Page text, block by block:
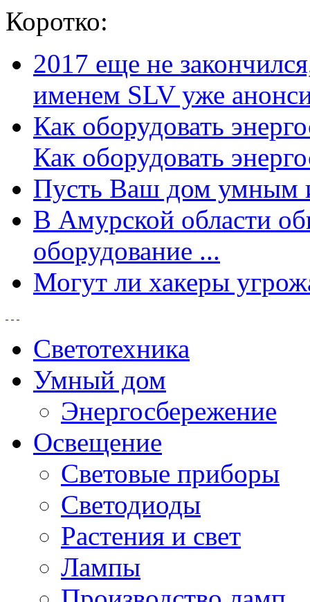
Коротко:
2017 еще не
именем SLV уже
Как оборудовать
Как оборудовать
Пусть Ваш дом умным
В Амурской области
оборудование ...
Могут ли хакеры
Светотехника
Умный дом
Энергосбережение
Освещение
Световые приборы
Светодиоды
Растения и свет
Лампы